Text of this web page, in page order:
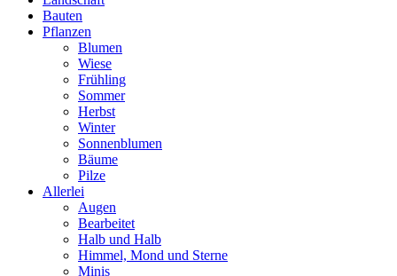
Bauten
Pflanzen
Blumen
Wiese
Frühling
Sommer
Herbst
Winter
Sonnenblumen
Bäume
Pilze
Allerlei
Augen
Bearbeitet
Halb und Halb
Himmel, Mond und Sterne
Minis